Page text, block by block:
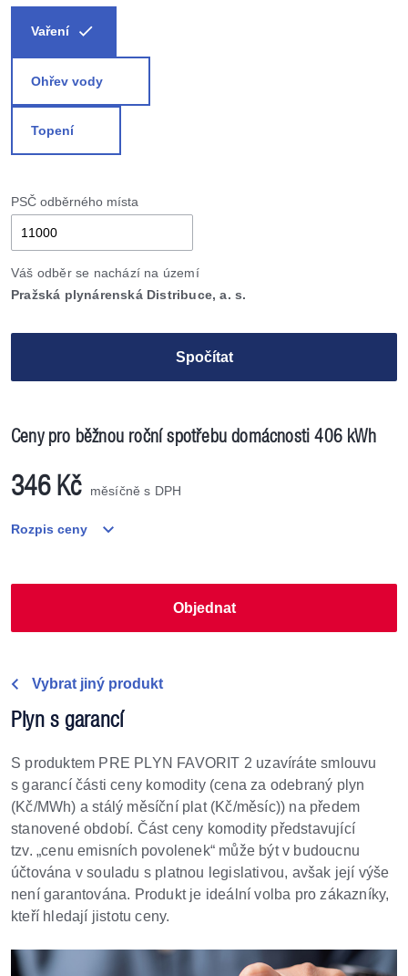
Vaření
Ohřev vody
Topení
PSČ odběrného místa
Váš odběr se nachází na území
Pražská plynárenská Distribuce, a. s.
Spočítat
Ceny pro běžnou roční spotřebu domácnosti406 kWh
346 Kč měsíčně s DPH
Rozpis ceny
Objednat
Vybrat jiný produkt
Plyn s garancí
S produktem PRE PLYN FAVORIT 2 uzavíráte smlouvu
s garancí části ceny komodity (cena za odebraný plyn
(Kč/MWh) a stálý měsíční plat (Kč/měsíc)) na předem
stanovené období. Část ceny komodity představující
tzv. „cenu emisních povolenek“ může být v budoucnu
účtována v souladu s platnou legislativou, avšak její výše
není garantována. Produkt je ideální volba pro zákazníky,
kteří hledají jistotu ceny.